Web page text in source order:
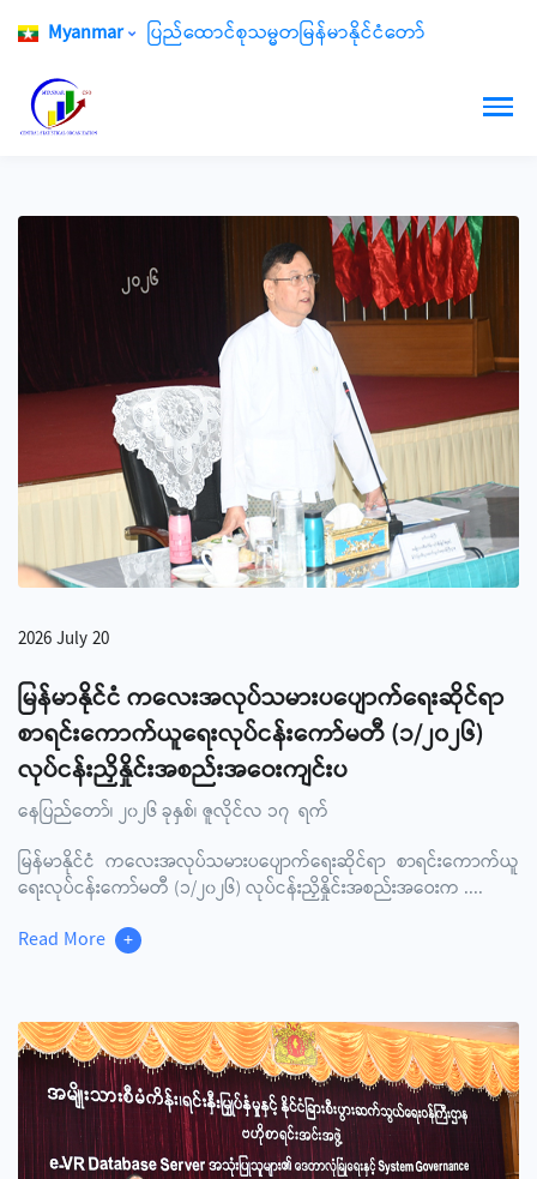
Myanmar ပြည်ထောင်စုသမ္မတမြန်မာနိုင်ငံတော်
2026 July 20
မြန်မာနိုင်ငံ ကလေးအလုပ်သမားပပျောက်ရေးဆိုင်ရာ
စာရင်းကောက်ယူရေးလုပ်ငန်းကော်မတီ (၁/၂၀၂၆)
လုပ်ငန်းညှိနှိုင်းအစည်းအဝေးကျင်းပ
နေပြည်တော်၊ ၂၀၂၆ ခုနှစ်၊ ဇူလိုင်လ ၁၇ ရက်
မြန်မာနိုင်ငံ ကလေးအလုပ်သမားပပျောက်ရေးဆိုင်ရာ စာရင်းကောက်ယူ
ရေးလုပ်ငန်းကော်မတီ (၁/၂၀၂၆) လုပ်ငန်းညှိနှိုင်းအစည်းအဝေးက ....
Read More +